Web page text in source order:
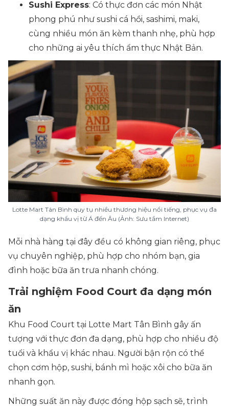
Sushi Express: Có thực đơn các món Nhật
phong phú như sushi cá hồi, sashimi, maki,
cùng nhiều món ăn kèm thanh nhẹ, phù hợp
cho những ai yêu thích ẩm thực Nhật Bản.
Lotte Mart Tân Bình quy tụ nhiều thương hiệu nổi tiếng, phục vụ đa
dạng khẩu vị từ Á đến Âu (Ảnh: Sưu tầm Internet)
Mỗi nhà hàng tại đây đều có không gian riêng, phục
vụ chuyên nghiệp, phù hợp cho nhóm bạn, gia
đình hoặc bữa ăn trưa nhanh chóng.
Trải nghiệm Food Court đa dạng món
ăn
Khu Food Court tại Lotte Mart Tân Bình gây ấn
tượng với thực đơn đa dạng, phù hợp cho nhiều độ
tuổi và khẩu vị khác nhau. Người bận rộn có thể
chọn cơm hộp, sushi, bánh mì hoặc xôi cho bữa ăn
nhanh gọn.
Những suất ăn này được đóng hộp sạch sẽ, trình